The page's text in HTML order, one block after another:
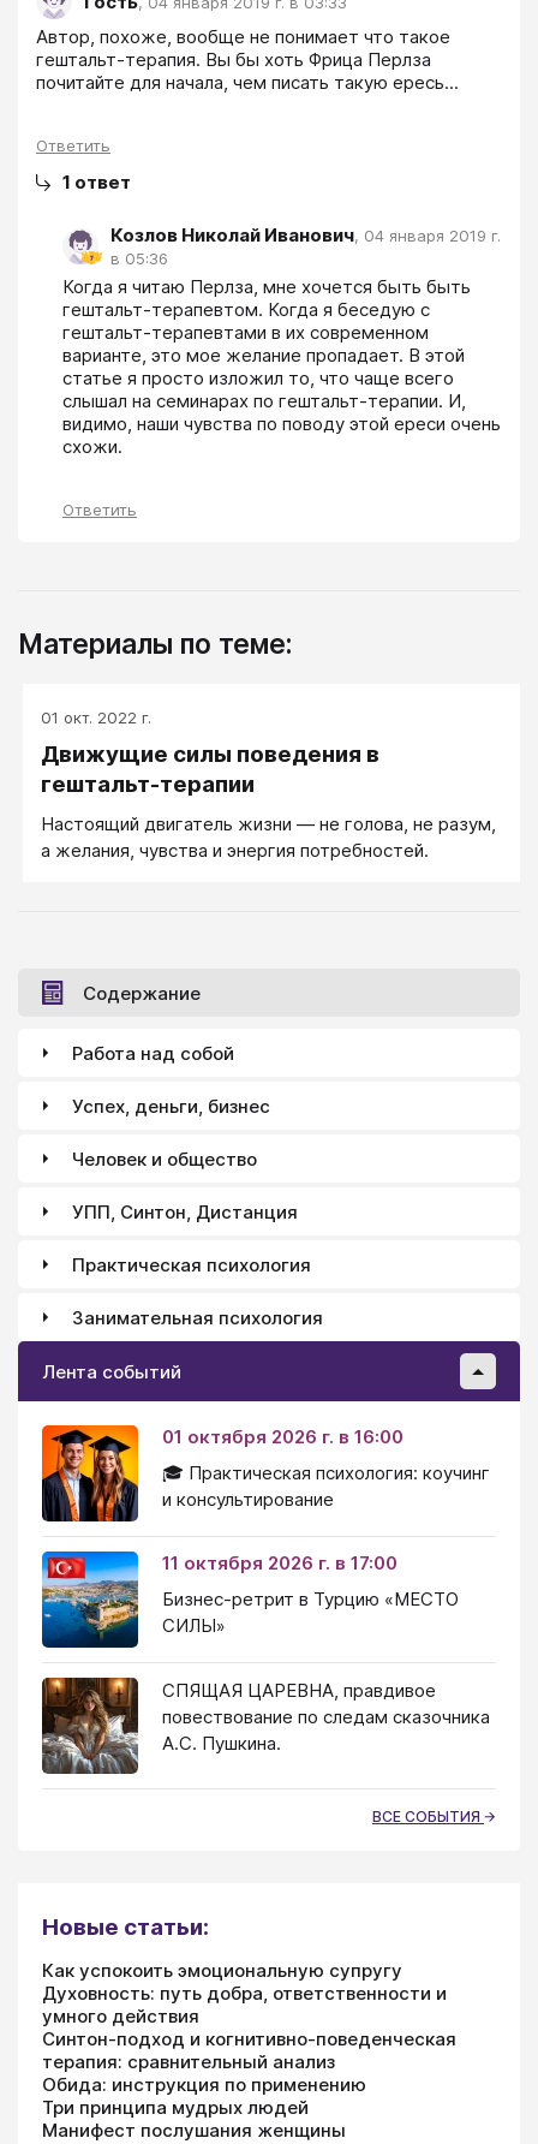
Автор, похоже, вообще не понимает что такое
гештальт-терапия. Вы бы хоть Фрица Перлза
почитайте для начала, чем писать такую ересь...
Ответить
1 ответ
Козлов Николай Иванович, 04 января 2019 г.
в 05:36
Когда я читаю Перлза, мне хочется быть быть
гештальт-терапевтом. Когда я беседую с
гештальт-терапевтами в их современном
варианте, это мое желание пропадает. В этой
статье я просто изложил то, что чаще всего
слышал на семинарах по гештальт-терапии. И,
видимо, наши чувства по поводу этой ереси очень
схожи.
Ответить
Материалы по теме:
01 окт. 2022 г.
Движущие силы поведения в
гештальт-терапии
Настоящий двигатель жизни ― не голова, не разум,
а желания, чувства и энергия потребностей.
Содержание
Работа над собой
Успех, деньги, бизнес
Человек и общество
УПП, Синтон, Дистанция
Практическая психология
Занимательная психология
Лента событий
01 октября 2026 г. в 16:00
🎓 Практическая психология: коучинг
и консультирование
11 октября 2026 г. в 17:00
Бизнес-ретрит в Турцию «МЕСТО
СИЛЫ»
СПЯЩАЯ ЦАРЕВНА, правдивое
повествование по следам сказочника
А.С. Пушкина.
ВСЕ СОБЫТИЯ
Новые статьи:
Как успокоить эмоциональную супругу
Духовность: путь добра, ответственности и
умного действия
Синтон-подход и когнитивно-поведенческая
терапия: сравнительный анализ
Обида: инструкция по применению
Три принципа мудрых людей
Манифест послушания женщины